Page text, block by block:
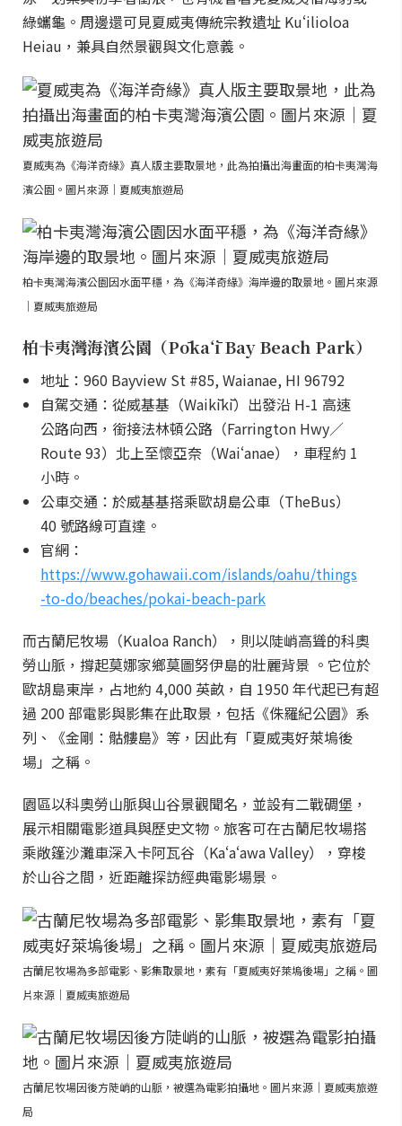
綠蠵龜。周邊還可見夏威夷傳統宗教遺址 Kuʻilioloa
Heiau，兼具自然景觀與文化意義。
夏威夷為《海洋奇緣》真人版主要取景地，此為拍攝出海畫面的柏卡夷灣海
濱公園。圖片來源｜夏威夷旅遊局
柏卡夷灣海濱公園因水面平穩，為《海洋奇緣》海岸邊的取景地。圖片來源
｜夏威夷旅遊局
柏卡夷灣海濱公園（Pōkaʻī Bay Beach Park）
地址：960 Bayview St #85, Waianae, HI 96792
自駕交通：從威基基（Waikīkī）出發沿 H-1 高速
公路向西，銜接法林頓公路（Farrington Hwy／
Route 93）北上至懷亞奈（Waiʻanae），車程約 1
小時。
公車交通：於威基基搭乘歐胡島公車（TheBus）
40 號路線可直達。
官網：
https://www.gohawaii.com/islands/oahu/things
-to-do/beaches/pokai-beach-park
而古蘭尼牧場（Kualoa Ranch），則以陡峭高聳的科奧
勞山脈，撐起莫娜家鄉莫圖努伊島的壯麗背景 。它位於
歐胡島東岸，占地約 4,000 英畝，自 1950 年代起已有超
過 200 部電影與影集在此取景，包括《侏羅紀公園》系
列、《金剛：骷髏島》等，因此有「夏威夷好萊塢後
場」之稱。
園區以科奧勞山脈與山谷景觀聞名，並設有二戰碉堡，
展示相關電影道具與歷史文物。旅客可在古蘭尼牧場搭
乘敞篷沙灘車深入卡阿瓦谷（Kaʻaʻawa Valley），穿梭
於山谷之間，近距離探訪經典電影場景。
古蘭尼牧場為多部電影、影集取景地，素有「夏威夷好萊塢後場」之稱。圖
片來源｜夏威夷旅遊局
古蘭尼牧場因後方陡峭的山脈，被選為電影拍攝地。圖片來源｜夏威夷旅遊
局